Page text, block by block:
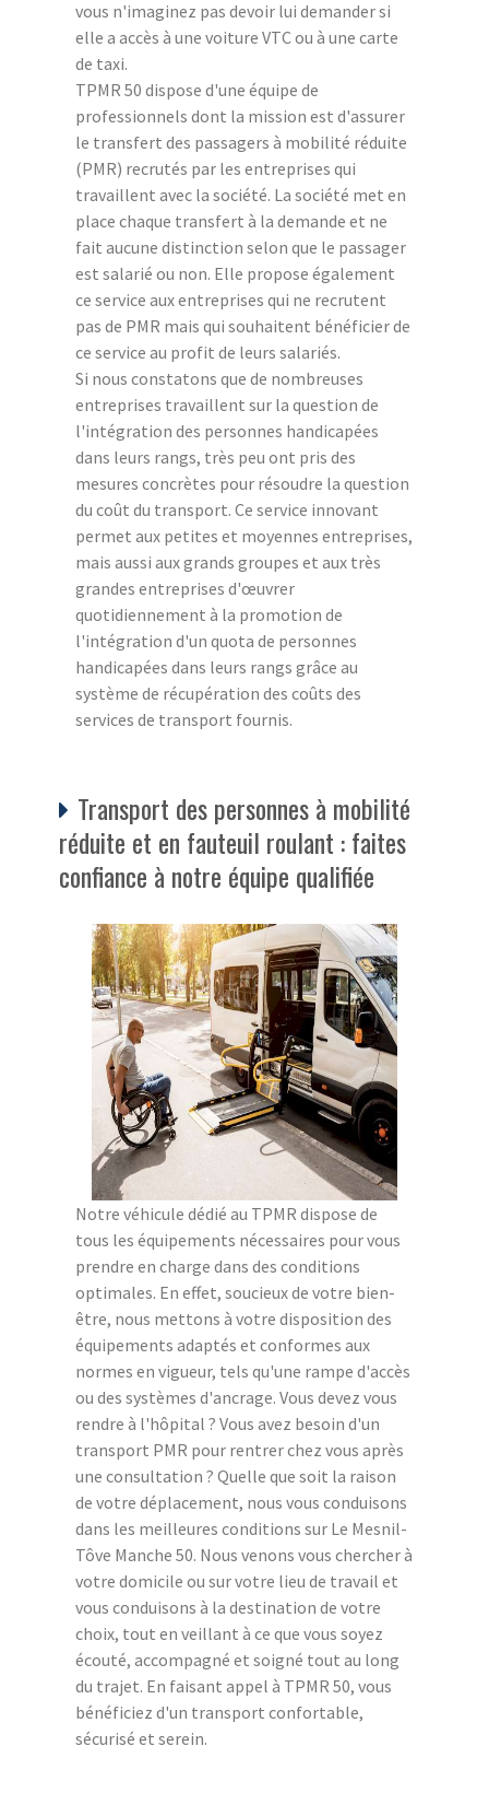
vous n'imaginez pas devoir lui demander si
elle a accès à une voiture VTC ou à une carte
de taxi.
TPMR 50 dispose d'une équipe de
professionnels dont la mission est d'assurer
le transfert des passagers à mobilité réduite
(PMR) recrutés par les entreprises qui
travaillent avec la société. La société met en
place chaque transfert à la demande et ne
fait aucune distinction selon que le passager
est salarié ou non. Elle propose également
ce service aux entreprises qui ne recrutent
pas de PMR mais qui souhaitent bénéficier de
ce service au profit de leurs salariés.
Si nous constatons que de nombreuses
entreprises travaillent sur la question de
l'intégration des personnes handicapées
dans leurs rangs, très peu ont pris des
mesures concrètes pour résoudre la question
du coût du transport. Ce service innovant
permet aux petites et moyennes entreprises,
mais aussi aux grands groupes et aux très
grandes entreprises d'œuvrer
quotidiennement à la promotion de
l'intégration d'un quota de personnes
handicapées dans leurs rangs grâce au
système de récupération des coûts des
services de transport fournis.
Transport des personnes à mobilité
réduite et en fauteuil roulant : faites
confiance à notre équipe qualifiée
Notre véhicule dédié au TPMR dispose de
tous les équipements nécessaires pour vous
prendre en charge dans des conditions
optimales. En effet, soucieux de votre bien-
être, nous mettons à votre disposition des
équipements adaptés et conformes aux
normes en vigueur, tels qu'une rampe d'accès
ou des systèmes d'ancrage. Vous devez vous
rendre à l'hôpital ? Vous avez besoin d'un
transport PMR pour rentrer chez vous après
une consultation ? Quelle que soit la raison
de votre déplacement, nous vous conduisons
dans les meilleures conditions sur Le Mesnil-
Tôve Manche 50. Nous venons vous chercher à
votre domicile ou sur votre lieu de travail et
vous conduisons à la destination de votre
choix, tout en veillant à ce que vous soyez
écouté, accompagné et soigné tout au long
du trajet. En faisant appel à TPMR 50, vous
bénéficiez d'un transport confortable,
sécurisé et serein.